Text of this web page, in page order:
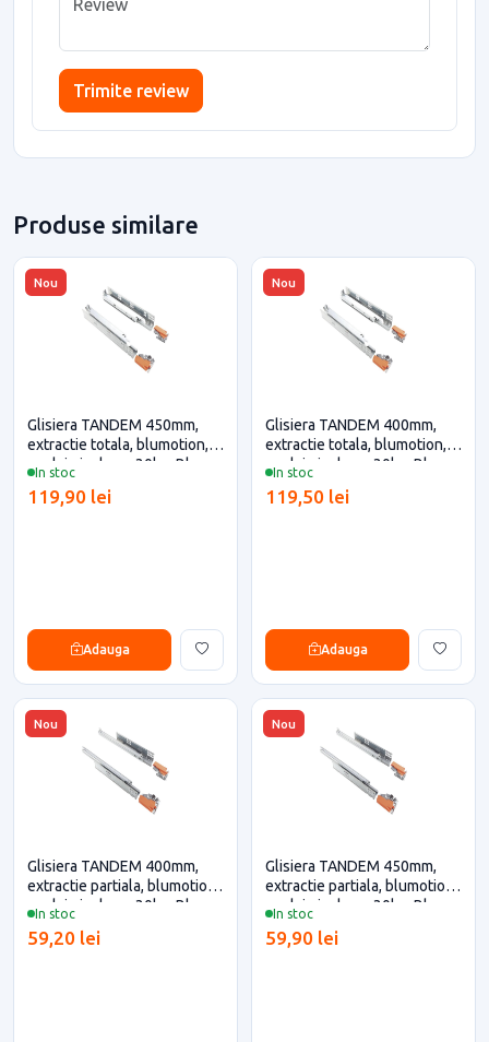
Trimite review
Produse similare
Nou
In stoc
Glisiera TANDEM 450mm,
extractie totala, blumotion,
cuplaje incluse, 30kg, Blum
eficiente
119,90 lei
Adauga
Nou
In stoc
Glisiera TANDEM 400mm,
extractie totala, blumotion,
cuplaje incluse, 30kg, Blum
eficiente
119,50 lei
Adauga
Nou
In stoc
Glisiera TANDEM 400mm,
extractie partiala, blumotion,
cuplaje incluse, 30kg, Blum
eficiente
59,20 lei
Nou
In stoc
Glisiera TANDEM 450mm,
extractie partiala, blumotion,
cuplaje incluse, 30kg, Blum
eficiente
59,90 lei